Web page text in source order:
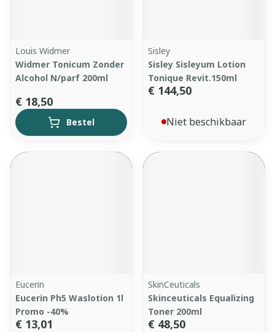
Louis Widmer
Widmer Tonicum Zonder
Alcohol N/parf 200ml
€ 18,50
Bestel
Sisley
Sisley Sisleyum Lotion
Tonique Revit.150ml
€ 144,50
Niet beschikbaar
Eucerin
Eucerin Ph5 Waslotion 1l
Promo -40%
€ 13,01
SkinCeuticals
Skinceuticals Equalizing
Toner 200ml
€ 48,50